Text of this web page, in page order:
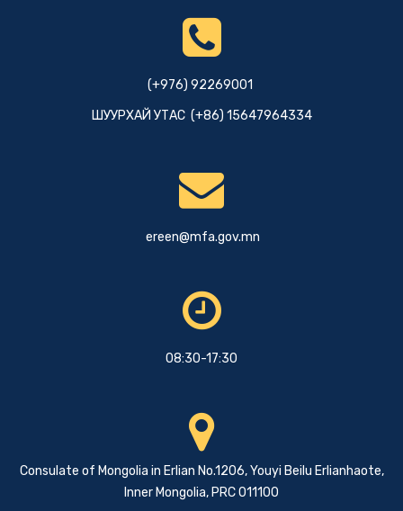
(+976) 92269001
ШУУРХАЙ УТАС (+86) 15647964334
ereen@mfa.gov.mn
08:30-17:30
Consulate of Mongolia in Erlian No.1206, Youyi Beilu Erlianhaote,
Inner Mongolia, PRC 011100